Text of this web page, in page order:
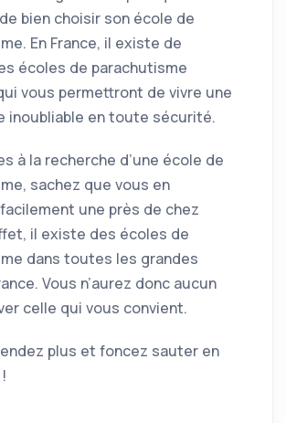
bien choisir son école de
En France, il existe de
écoles de parachutisme
vous permettront de vivre une
inoubliable en toute sécurité.
à la recherche d’une école de
sachez que vous en
une près de chez
il existe des écoles de
dans toutes les grandes
Vous n’aurez donc aucun
celle qui vous convient.
plus et foncez sauter en